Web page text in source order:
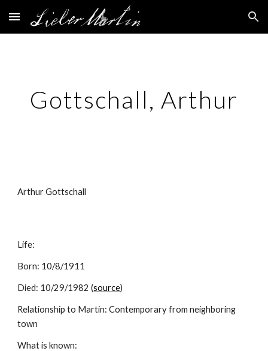
Skip to main content Skip to navigation
Gottschall, Arthur
Arthur Gottschall
Life:
Born: 10/8/1911
Died: 10/29/1982 (source)
Relationship to Martin: Contemporary from neighboring
town
What is known: